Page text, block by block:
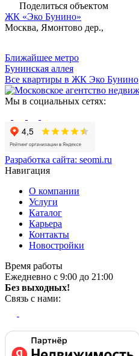
Поделиться объектом
ЖК «Эко Бунино»
Москва, Ямонтово дер.,
Ближайшее метро
Бунинская аллея
Все квартиры в ЖК Эко Бунино
Мы в социальных сетях:
Разработка сайта: seomi.ru
Навигация
О компании
Услуги
Каталог
Карьера
Контакты
Новостройки
Время работы
Ежедневно с 9:00 до 21:00
Без выходных!
Связь с нами: